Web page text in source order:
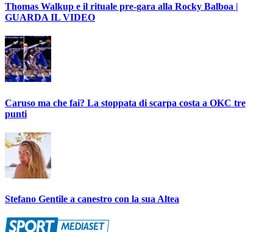
Thomas Walkup e il rituale pre-gara alla Rocky Balboa |
GUARDA IL VIDEO
Caruso ma che fai? La stoppata di scarpa costa a OKC tre
punti
Stefano Gentile a canestro con la sua Altea